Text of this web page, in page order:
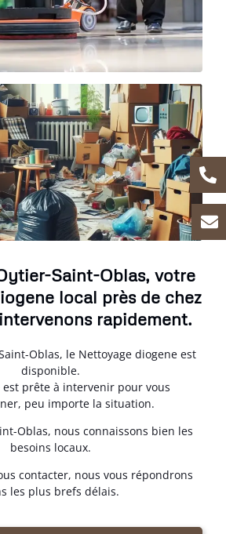
Saint-Oblas, votre
local près de chez
rapidement.
Oblas, le Nettoyage diogene est
disponible.
prête à intervenir pour vous
peu importe la situation.
Oblas, nous connaissons bien les
besoins locaux.
contacter, nous vous répondrons
les plus brefs délais.